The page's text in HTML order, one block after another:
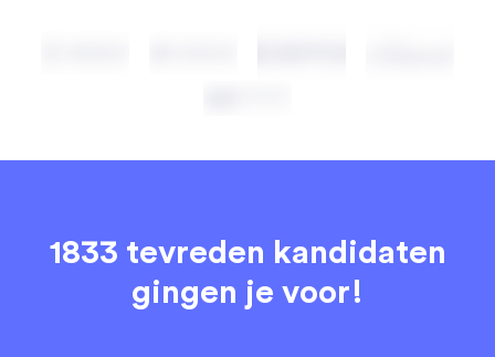
1833 tevreden kandidaten
gingen je voor!